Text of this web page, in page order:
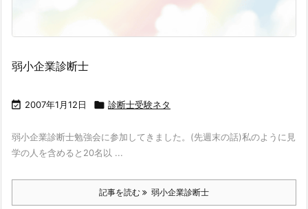
弱小企業診断士
 2007年1月12日  診断士受験ネタ
弱小企業診断士勉強会に参加してきました。(先週末の話)私のように見
学の人を含めると20名以 ...
記事を読む 弱小企業診断士